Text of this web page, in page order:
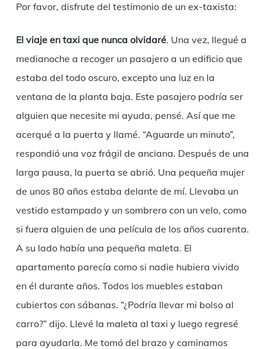
Por favor, disfrute del testimonio de un ex-taxista:
El viaje en taxi que nunca olvidaré. Una vez, llegué a
medianoche a recoger un pasajero a un edificio que
estaba del todo oscuro, excepto una luz en la
ventana de la planta baja. Este pasajero podría ser
alguien que necesite mi ayuda, pensé. Así que me
acerqué a la puerta y llamé. “Aguarde un minuto”,
respondió una voz frágil de anciana. Después de una
larga pausa, la puerta se abrió. Una pequeña mujer
de unos 80 años estaba delante de mí. Llevaba un
vestido estampado y un sombrero con un velo, como
si fuera alguien de una película de los años cuarenta.
A su lado había una pequeña maleta. El
apartamento parecía como si nadie hubiera vivido
en él durante años. Todos los muebles estaban
cubiertos con sábanas. “¿Podría llevar mi bolso al
carro?” dijo. Llevé la maleta al taxi y luego regresé
para ayudarla. Me tomó del brazo y caminamos